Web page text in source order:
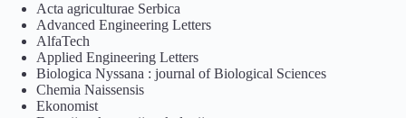
Acta agriculturae Serbica
Advanced Engineering Letters
AlfaTech
Applied Engineering Letters
Biologica Nyssana : journal of Biological Sciences
Chemia Naissensis
Ekonomist